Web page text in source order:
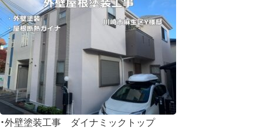
・外壁塗装工事 ダイナミックトップ